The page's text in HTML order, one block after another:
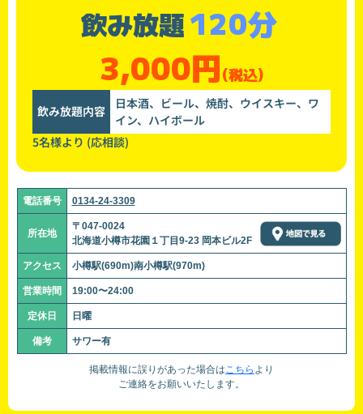
飲み放題120分
3,000円(税込)
飲み放題内容
日本酒、ビール、焼酎、ウイスキー、ワ
イン、ハイボール
5名様より (応相談)
電話番号 0134-24-3309
所在地
〒047-0024
北海道小樽市花園１丁目9-23 岡本ビル2F
アクセス 小樽駅(690m)南小樽駅(970m)
営業時間 19:00〜24:00
定休日 日曜
備考 サワー有
掲載情報に誤りがあった場合はこちら より
ご連絡をお願いいたします。